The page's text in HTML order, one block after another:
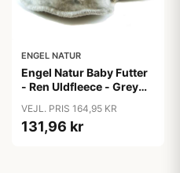
ENGEL NATUR
Engel Natur Baby Futter
- Ren Uldfleece - Grey
VEJL. PRIS 164,95 KR
131,96 kr